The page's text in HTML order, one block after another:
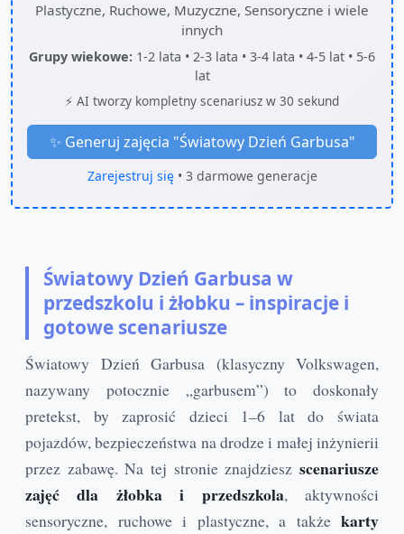
Plastyczne, Ruchowe, Muzyczne, Sensoryczne i wiele
innych
Grupy wiekowe: 1-2 lata • 2-3 lata • 3-4 lata • 4-5 lat • 5-6
lat
⚡ AI tworzy kompletny scenariusz w 30 sekund
✨ Generuj zajęcia "Światowy Dzień Garbusa"
Zarejestruj się• 3 darmowe generacje
Światowy Dzień Garbusa w
przedszkolu i żłobku – inspiracje i
gotowe scenariusze
Światowy Dzień Garbusa (klasyczny Volkswagen,
nazywany potocznie „garbusem”) to doskonały
pretekst, by zaprosić dzieci 1–6 lat do świata
pojazdów, bezpieczeństwa na drodze i małej inżynierii
przez zabawę. Na tej stronie znajdziesz scenariusze
zajęć dla żłobka i przedszkola, aktywności
sensoryczne, ruchowe i plastyczne, a także karty